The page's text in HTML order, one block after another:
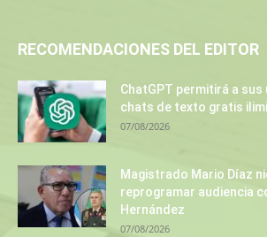
RECOMENDACIONES DEL EDITOR
ChatGPT permitirá a
chats de texto gratis
07/08/2026
Magistrado Mario Díaz
reprogramar audiencia
Hernández
07/08/2026